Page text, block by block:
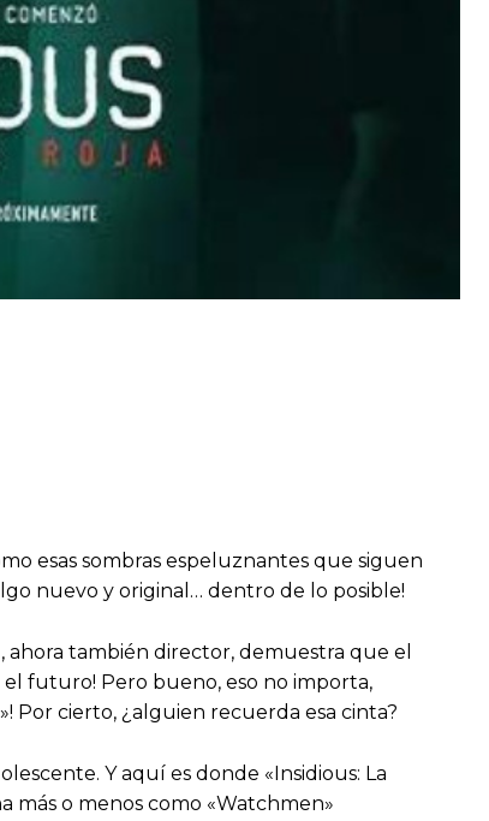
esas sombras espeluznantes que siguen
nuevo y original… dentro de lo posible!
ahora también director, demuestra que el
futuro! Pero bueno, eso no importa,
Por cierto, ¿alguien recuerda esa cinta?
Y aquí es donde «Insidious: La
más o menos como «Watchmen»